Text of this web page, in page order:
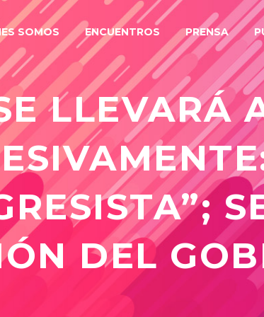
SOMOS ENCUENTROS PRENSA
LLEVARÁ
DEL